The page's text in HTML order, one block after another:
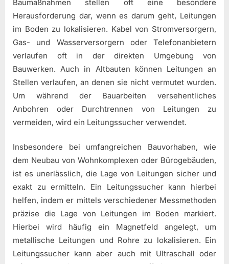
Baumaßnahmen stellen oft eine besondere
Herausforderung dar, wenn es darum geht, Leitungen
im Boden zu lokalisieren. Kabel von Stromversorgern,
Gas- und Wasserversorgern oder Telefonanbietern
verlaufen oft in der direkten Umgebung von
Bauwerken. Auch in Altbauten können Leitungen an
Stellen verlaufen, an denen sie nicht vermutet wurden.
Um während der Bauarbeiten versehentliches
Anbohren oder Durchtrennen von Leitungen zu
vermeiden, wird ein Leitungssucher verwendet.
Insbesondere bei umfangreichen Bauvorhaben, wie
dem Neubau von Wohnkomplexen oder Bürogebäuden,
ist es unerlässlich, die Lage von Leitungen sicher und
exakt zu ermitteln. Ein Leitungssucher kann hierbei
helfen, indem er mittels verschiedener Messmethoden
präzise die Lage von Leitungen im Boden markiert.
Hierbei wird häufig ein Magnetfeld angelegt, um
metallische Leitungen und Rohre zu lokalisieren. Ein
Leitungssucher kann aber auch mit Ultraschall oder